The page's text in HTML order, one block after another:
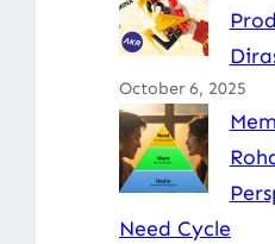
October 6, 2025
Need Cycle